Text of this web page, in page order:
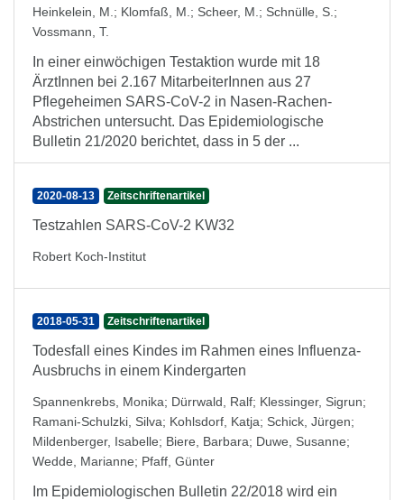
Heinkelein, M. ; Klomfaß, M. ; Scheer, M. ; Schnülle, S. ;
Vossmann, T.
In einer einwöchigen Testaktion wurde mit 18
ÄrztInnen bei 2.167 MitarbeiterInnen aus 27
Pflegeheimen SARS-CoV-2 in Nasen-Rachen-
Abstrichen untersucht. Das Epidemiologische
Bulletin 21/2020 berichtet, dass in 5 der ...
2020-08-13 Zeitschriftenartikel
Testzahlen SARS-CoV-2 KW32
Robert Koch-Institut
2018-05-31 Zeitschriftenartikel
Todesfall eines Kindes im Rahmen eines Influenza-
Ausbruchs in einem Kindergarten
Spannenkrebs, Monika; Dürrwald, Ralf; Klessinger, Sigrun;
Ramani-Schulzki, Silva; Kohlsdorf, Katja; Schick, Jürgen;
Mildenberger, Isabelle; Biere, Barbara; Duwe, Susanne;
Wedde, Marianne; Pfaff, Günter
Im Epidemiologischen Bulletin 22/2018 wird ein